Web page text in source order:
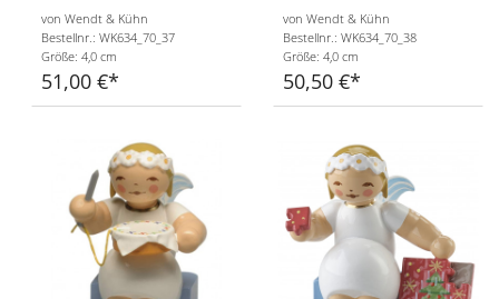
von Wendt & Kühn
Bestellnr.: WK634_70_37
Größe: 4,0 cm
51,00 €
von Wendt & Kühn
Bestellnr.: WK634_70_38
Größe: 4,0 cm
50,50 €